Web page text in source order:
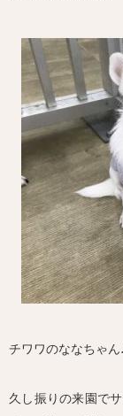
チワワのななちゃん
久し振りの来園で